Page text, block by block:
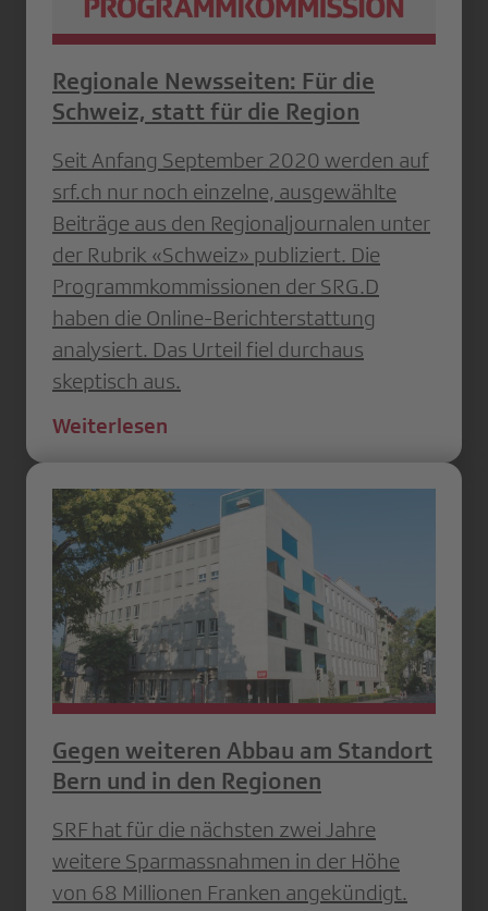
Regionale Newsseiten: Für die
Schweiz, statt für die Region
Seit Anfang September 2020 werden auf
srf.ch nur noch einzelne, ausgewählte
Beiträge aus den Regionaljournalen unter
der Rubrik «Schweiz» publiziert. Die
Programmkommissionen der SRG.D
haben die Online-Berichterstattung
analysiert. Das Urteil fiel durchaus
skeptisch aus.
Weiterlesen
Gegen weiteren Abbau am Standort
Bern und in den Regionen
SRF hat für die nächsten zwei Jahre
weitere Sparmassnahmen in der Höhe
von 68 Millionen Franken angekündigt.